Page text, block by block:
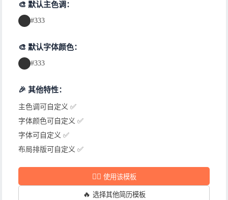
🎨 默认主色调：
#333
🎨 默认字体颜色：
#333
🎉 其他特性：
主色调可自定义 ✅
字体颜色可自定义 ✅
字体可自定义 ✅
布局排版可自定义 ✅
✍🏻 使用该模板
🔥 选择其他简历模板